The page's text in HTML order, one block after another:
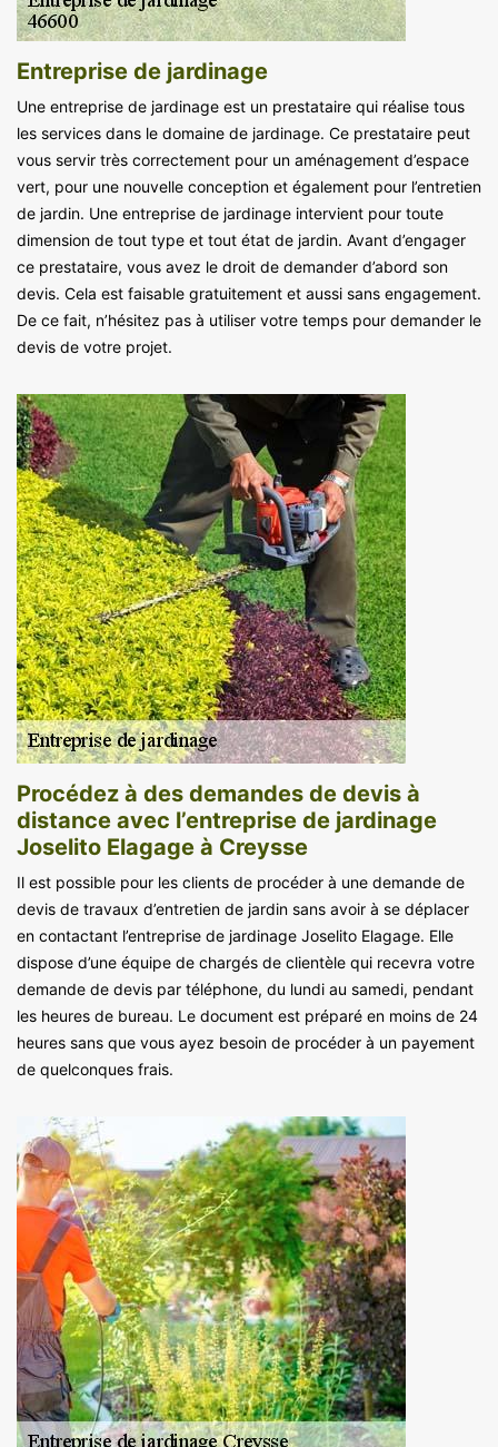
Entreprise de jardinage
Une entreprise de jardinage est un prestataire qui réalise tous
les services dans le domaine de jardinage. Ce prestataire peut
vous servir très correctement pour un aménagement d’espace
vert, pour une nouvelle conception et également pour l’entretien
de jardin. Une entreprise de jardinage intervient pour toute
dimension de tout type et tout état de jardin. Avant d’engager
ce prestataire, vous avez le droit de demander d’abord son
devis. Cela est faisable gratuitement et aussi sans engagement.
De ce fait, n’hésitez pas à utiliser votre temps pour demander le
devis de votre projet.
Procédez à des demandes de devis à
distance avec l’entreprise de jardinage
Joselito Elagage à Creysse
Il est possible pour les clients de procéder à une demande de
devis de travaux d’entretien de jardin sans avoir à se déplacer
en contactant l’entreprise de jardinage Joselito Elagage. Elle
dispose d’une équipe de chargés de clientèle qui recevra votre
demande de devis par téléphone, du lundi au samedi, pendant
les heures de bureau. Le document est préparé en moins de 24
heures sans que vous ayez besoin de procéder à un payement
de quelconques frais.